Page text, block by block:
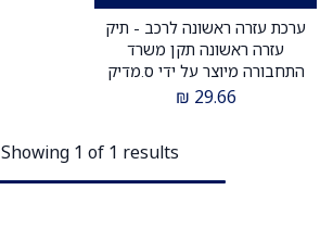
ערכת עזרה ראשונה לרכב - תיק
עזרה ראשונה תקן משרד
התחבורה מיוצר על ידי ס.מדיק
29.66
₪
Showing 1 of 1 results